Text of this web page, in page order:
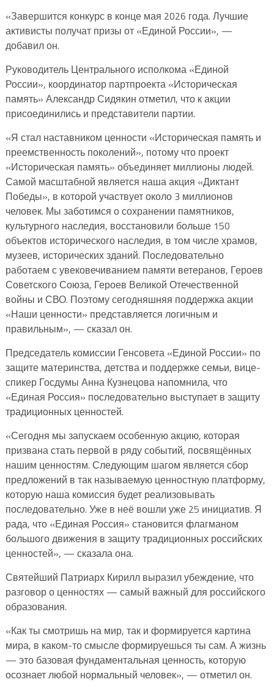
«Завершится конкурс в конце мая 2026 года. Лучшие
активисты получат призы от «Единой России», —
добавил он.
Руководитель Центрального исполкома «Единой
России», координатор партпроекта «Историческая
память» Александр Сидякин отметил, что к акции
присоединились и представители партии.
«Я стал наставником ценности «Историческая память и
преемственность поколений», потому что проект
«Историческая память» объединяет миллионы людей.
Самой масштабной является наша акция «Диктант
Победы», в которой участвует около 3 миллионов
человек. Мы заботимся о сохранении памятников,
культурного наследия, восстановили больше 150
объектов исторического наследия, в том числе храмов,
музеев, исторических зданий. Последовательно
работаем с увековечиванием памяти ветеранов, Героев
Советского Союза, Героев Великой Отечественной
войны и СВО. Поэтому сегодняшняя поддержка акции
«Наши ценности» представляется логичным и
правильным», — сказал он.
Председатель комиссии Генсовета «Единой России» по
защите материнства, детства и поддержке семьи, вице-
спикер Госдумы Анна Кузнецова напомнила, что
«Единая Россия» последовательно выступает в защиту
традиционных ценностей.
«Сегодня мы запускаем особенную акцию, которая
призвана стать первой в ряду событий, посвящённых
нашим ценностям. Следующим шагом является сбор
предложений в так называемую ценностную платформу,
которую наша комиссия будет реализовывать
последовательно. Уже в неё вошли уже 25 инициатив. Я
рада, что «Единая Россия» становится флагманом
большого движения в защиту традиционных российских
ценностей», — сказала она.
Святейший Патриарх Кирилл выразил убеждение, что
разговор о ценностях — самый важный для российского
образования.
«Как ты смотришь на мир, так и формируется картина
мира, в каком-то смысле формируешься ты сам. А жизнь
— это базовая фундаментальная ценность, которую
осознает любой нормальный человек», — отметил он.